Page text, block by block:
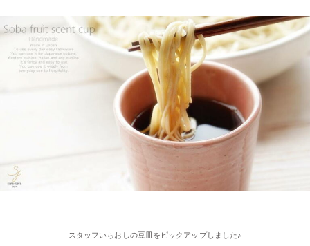
≪おすすめ≫ちょこっとがうれしい♪何個あっても便利な手づく
り豆皿
≪第2弾 公式Youtubeチャンネル お買い物モニターアンバサダー
大募集☆≫ 詳しくはらいすぼ～るインスタグラムをチェッ
2025/2/4
が白いごはん器のお店 らいすぼーる 春日井店にいらっしゃいま
スタッフいちおしの豆皿をピックアップしました♪